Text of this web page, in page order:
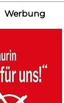
Werbung